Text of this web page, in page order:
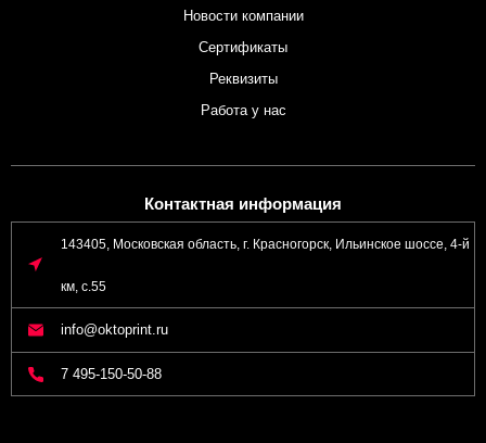
Новости компании
Сертификаты
Реквизиты
Работа у нас
Контактная информация
143405, Московская область, г. Красногорск, Ильинское шоссе, 4-й
км, с.55
info@oktoprint.ru
7 495-150-50-88